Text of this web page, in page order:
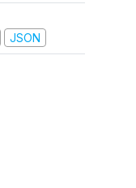
JSON